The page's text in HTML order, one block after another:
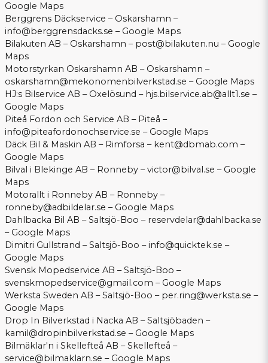
Google Maps
Berggrens Däckservice – Oskarshamn –
info@berggrensdacks.se – Google Maps
Bilakuten AB – Oskarshamn – post@bilakuten.nu – Google
Maps
Motorstyrkan Oskarshamn AB – Oskarshamn –
oskarshamn@mekonomenbilverkstad.se – Google Maps
HJ:s Bilservice AB – Oxelösund – hjs.bilservice.ab@allt1.se –
Google Maps
Piteå Fordon och Service AB – Piteå –
info@piteafordonochservice.se – Google Maps
Däck Bil & Maskin AB – Rimforsa – kent@dbmab.com –
Google Maps
Bilval i Blekinge AB – Ronneby –victor@bilval.se – Google
Maps
Motorallt i Ronneby AB – Ronneby –
ronneby@adbildelar.se – Google Maps
Dahlbacka Bil AB – Saltsjö-Boo – reservdelar@dahlbacka.se
– Google Maps
Dimitri Gullstrand – Saltsjö-Boo –info@quicktek.se –
Google Maps
Svensk Mopedservice AB – Saltsjö-Boo –
svenskmopedservice@gmail.com – Google Maps
Werksta Sweden AB – Saltsjö-Boo – per.ring@werksta.se –
Google Maps
Drop In Bilverkstad i Nacka AB – Saltsjöbaden –
kamil@dropinbilverkstad.se – Google Maps
Bilmäklar'n i Skellefteå AB – Skellefteå –
service@bilmaklarn.se – Google Maps